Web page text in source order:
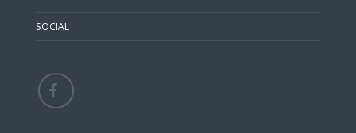
SOCIAL